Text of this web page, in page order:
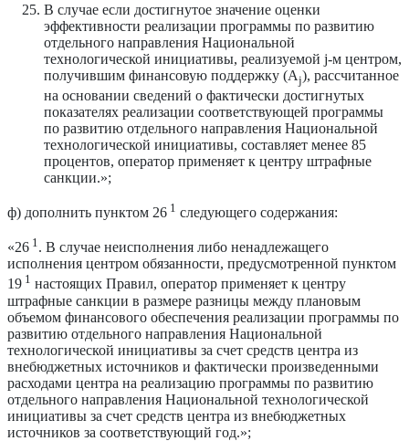
В случае если достигнутое значение оценки
эффективности реализации программы по развитию
отдельного направления Национальной
технологической инициативы, реализуемой j-м центром,
получившим финансовую поддержку (Aj), рассчитанное
на основании сведений о фактически достигнутых
показателях реализации соответствующей программы
по развитию отдельного направления Национальной
технологической инициативы, составляет менее 85
процентов, оператор применяет к центру штрафные
санкции.»;
ф) дополнить пунктом 26 1 следующего содержания:
«26 1. В случае неисполнения либо ненадлежащего
исполнения центром обязанности, предусмотренной пунктом
19 1 настоящих Правил, оператор применяет к центру
штрафные санкции в размере разницы между плановым
объемом финансового обеспечения реализации программы по
развитию отдельного направления Национальной
технологической инициативы за счет средств центра из
внебюджетных источников и фактически произведенными
расходами центра на реализацию программы по развитию
отдельного направления Национальной технологической
инициативы за счет средств центра из внебюджетных
источников за соответствующий год.»;